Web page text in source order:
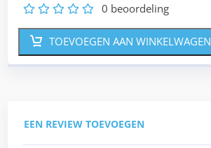
5
4
3
2 0 beoordeling
TOEVOEGEN AAN WINKELWAGEN
EEN REVIEW TOEVOEGEN